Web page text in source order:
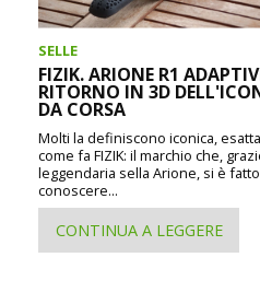
SELLE
FIZIK. ARIONE R1
RITORNO IN 3D
DA CORSA
Molti la definiscono iconica,
come fa FIZIK: il marchio che,
leggendaria sella Arione, si è fatto
conoscere...
CONTINUA A LEGGERE